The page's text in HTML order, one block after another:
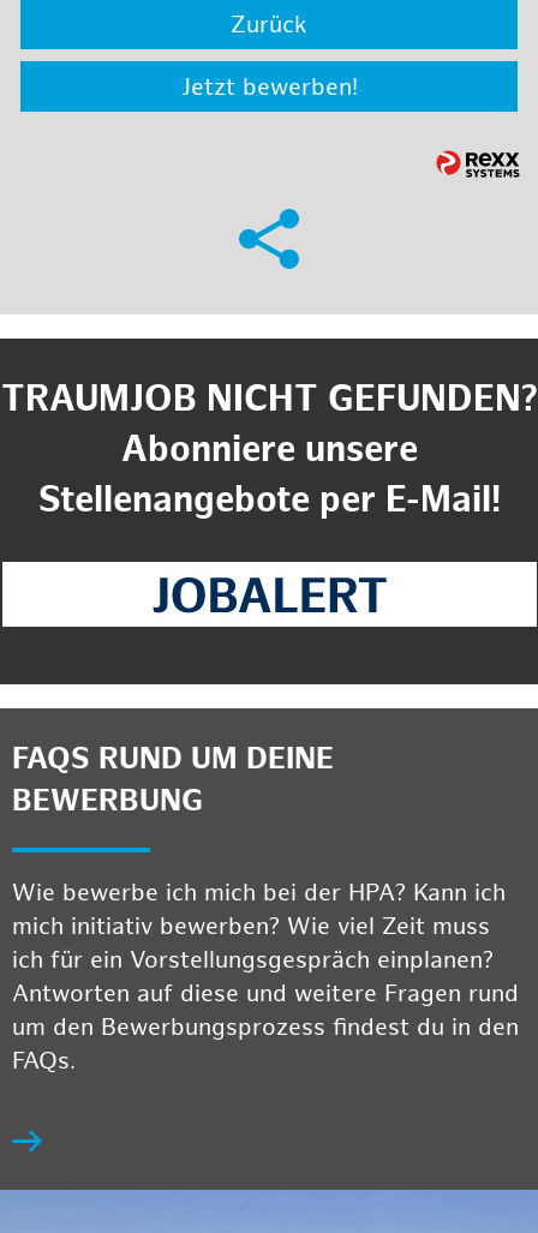
Zurück
Jetzt bewerben!
TRAUMJOB NICHT GEFUNDEN?
Abonniere unsere
Stellenangebote per E-Mail!
FAQS RUND UM DEINE
BEWERBUNG
Wie bewerbe ich mich bei der HPA? Kann ich
mich initiativ bewerben? Wie viel Zeit muss
ich für ein Vorstellungsgespräch einplanen?
Antworten auf diese und weitere Fragen rund
um den Bewerbungsprozess findest du in den
FAQs.